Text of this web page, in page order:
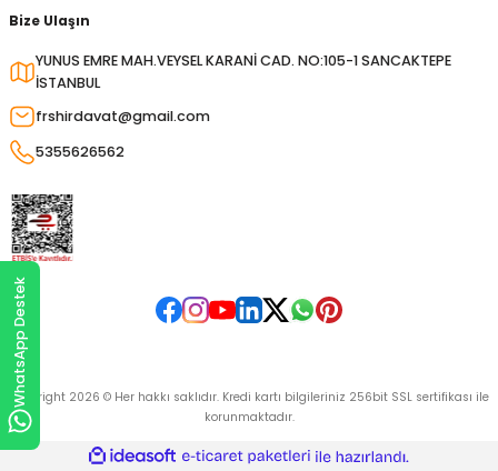
Bize Ulaşın
YUNUS EMRE MAH.VEYSEL KARANİ CAD. NO:105-1 SANCAKTEPE
İSTANBUL
frshirdavat@gmail.com
5355626562
Copyright 2026 © Her hakkı saklıdır. Kredi kartı bilgileriniz 256bit SSL sertifikası ile
korunmaktadır.
WhatsApp Destek
ideasoft
e-